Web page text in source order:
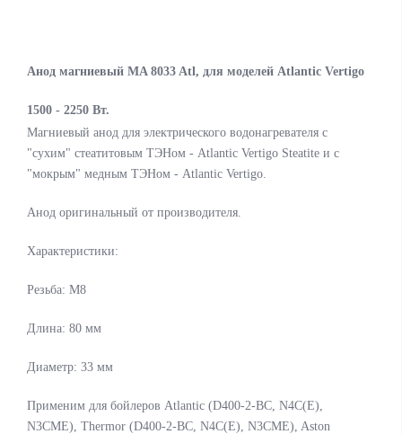
Анод магниевый МA 8033 Atl, для моделей Atlantic Vertigo
1500 - 2250 Вт.
Магниевый анод для электрического водонагревателя с
"сухим" стеатитовым ТЭНом - Atlantic Vertigo Steatite и с
"мокрым" медным ТЭНом - Atlantic Vertigo.
Анод оригинальный от производителя.
Характеристики:
Резьба: М8
Длина: 80 мм
Диаметр: 33 мм
Применим для бойлеров Atlantic (D400-2-ВС, N4C(E),
N3CME), Thermor (D400-2-ВС, N4C(E), N3CME), Aston